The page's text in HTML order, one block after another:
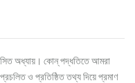
অধ্যায়। কোন্ পদ্ধতিতে আমরা
ও প্রতিষ্ঠিত তথ্য দিয়ে প্রমাণ